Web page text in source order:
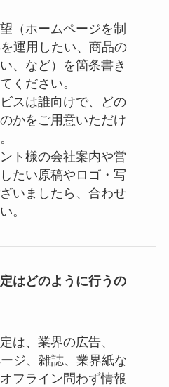
（ホームページを制
運用したい、商品の
、など）を箇条書き
ください。
スは誰向けで、どの
かをご用意いただけ
ト様の会社案内や営
たい原稿やロゴ・写
いましたら、合わせ
。
はどのように行うの
は、業界の広告、
ジ、雑誌、業界紙な
フライン問わず情報